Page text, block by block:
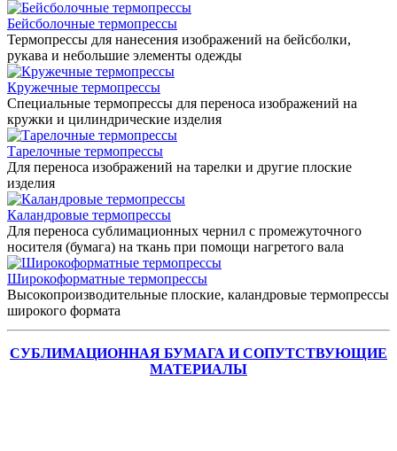
Бейсболочные термопрессы
Термопрессы для нанесения изображений на бейсболки,
рукава и небольшие элементы одежды
Кружечные термопрессы
Специальные термопрессы для переноса изображений на
кружки и цилиндрические изделия
Тарелочные термопрессы
Для переноса изображений на тарелки и другие плоские
изделия
Каландровые термопрессы
Для переноса сублимационных чернил с промежуточного
носителя (бумага) на ткань при помощи нагретого вала
Широкоформатные термопрессы
Высокопроизводительные плоские, каландровые термопрессы
широкого формата
СУБЛИМАЦИОННАЯ БУМАГА И СОПУТСТВУЮЩИЕ
МАТЕРИАЛЫ